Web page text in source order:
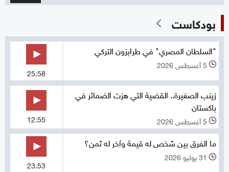
بودكاست
"السلطان المصري" في طرابزون التركي
l 5 أغسطس 2026
25:58
زينب الصغيرة.. القضية التي هزت الضمائر في
باكستان
l 5 أغسطس 2026 12:55
ما الفرق بين شخص له قيمة وآخر له ثمن؟
l 31 يوليو 2026
23:53